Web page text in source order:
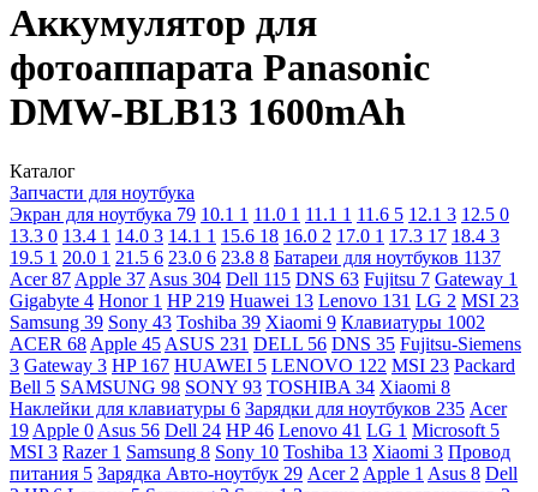
Аккумулятор для
фотоаппарата Panasonic
DMW-BLB13 1600mAh
Каталог
Запчасти для ноутбука
Экран для ноутбука 79 10.1 1 11.0 1 11.1 1 11.6 5 12.1 3 12.5 0
13.3 0 13.4 1 14.0 3 14.1 1 15.6 18 16.0 2 17.0 1 17.3 17 18.4 3
19.5 1 20.0 1 21.5 6 23.0 6 23.8 8 Батареи для ноутбуков 1137
Acer87 Apple 37 Asus 304 Dell 115 DNS 63 Fujitsu 7 Gateway 1
Gigabyte 4 Honor 1 HP 219 Huawei 13 Lenovo 131 LG 2 MSI 23
Samsung 39 Sony 43 Toshiba 39 Xiaomi 9 Клавиатуры 1002
ACER 68 Apple 45 ASUS 231 DELL 56 DNS 35 Fujitsu-Siemens
3 Gateway 3 HP 167 HUAWEI 5 LENOVO 122 MSI 23 Packard
Bell 5 SAMSUNG 98 SONY 93 TOSHIBA 34 Xiaomi 8
Наклейки для клавиатуры 6 Зарядки для ноутбуков 235 Acer
19 Apple 0 Asus 56 Dell 24 HP46 Lenovo 41 LG 1 Microsoft 5
MSI 3 Razer 1 Samsung 8 Sony 10 Toshiba 13 Xiaomi 3 Провод
питания 5 Зарядка Авто-ноутбук 29 Acer 2 Apple 1 Asus 8 Dell